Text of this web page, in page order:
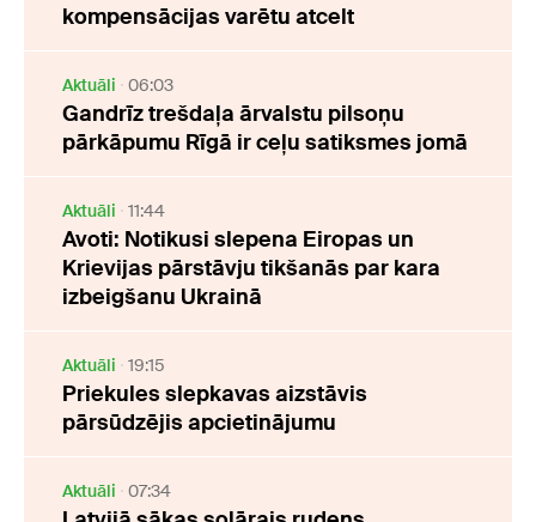
kompensācijas varētu atcelt
Aktuāli 06:03
Gandrīz trešdaļa ārvalstu pilsoņu
pārkāpumu Rīgā ir ceļu satiksmes jomā
Aktuāli 11:44
Avoti: Notikusi slepena Eiropas un
Krievijas pārstāvju tikšanās par kara
izbeigšanu Ukrainā
Aktuāli 19:15
Priekules slepkavas aizstāvis
pārsūdzējis apcietinājumu
Aktuāli 07:34